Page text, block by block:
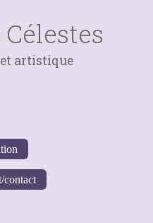
artistique
contact